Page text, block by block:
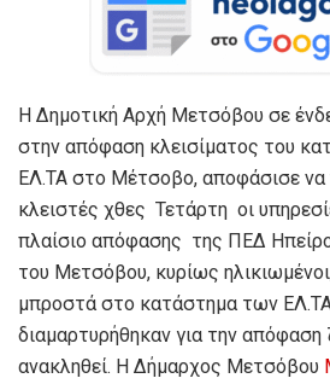
Η Δημοτική Αρχή Μετσόβου σε
στην απόφαση κλεισίματος του
ΕΛ.ΤΑ στο Μέτσοβο, αποφάσισε να
κλειστές χθες Τετάρτη οι
πλαίσιο απόφασης της ΠΕΔ
του Μετσόβου, κυρίως
μπροστά στο κατάστημα των
διαμαρτυρήθηκαν για την
ανακληθεί. Η Δήμαρχος Μετσόβου